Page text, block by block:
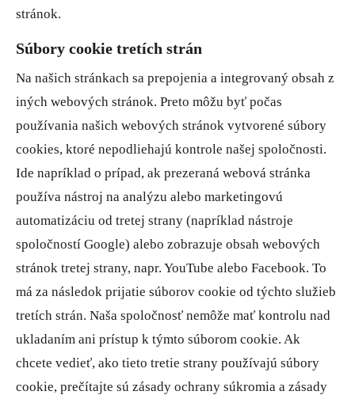
stránok.
Súbory cookie tretích strán
Na našich stránkach sa prepojenia a integrovaný obsah z
iných webových stránok. Preto môžu byť počas
používania našich webových stránok vytvorené súbory
cookies, ktoré nepodliehajú kontrole našej spoločnosti.
Ide napríklad o prípad, ak prezeraná webová stránka
používa nástroj na analýzu alebo marketingovú
automatizáciu od tretej strany (napríklad nástroje
spoločností Google) alebo zobrazuje obsah webových
stránok tretej strany, napr. YouTube alebo Facebook. To
má za následok prijatie súborov cookie od týchto služieb
tretích strán. Naša spoločnosť nemôže mať kontrolu nad
ukladaním ani prístup k týmto súborom cookie. Ak
chcete vedieť, ako tieto tretie strany používajú súbory
cookie, prečítajte sú zásady ochrany súkromia a zásady